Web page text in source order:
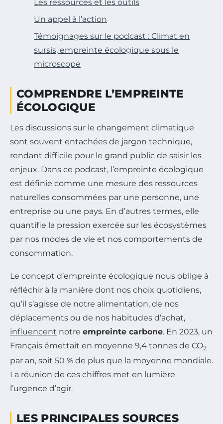
Les ressources et les outils
Un appel à l’action
Témoignages sur le podcast : Climat en
sursis, empreinte écologique sous le
microscope
COMPRENDRE L’EMPREINTE
ÉCOLOGIQUE
Les discussions sur le changement climatique
sont souvent entachées de jargon technique,
rendant difficile pour le grand public de saisir les
enjeux. Dans ce podcast, l’empreinte écologique
est définie comme une mesure des ressources
naturelles consommées par une personne, une
entreprise ou une pays. En d’autres termes, elle
quantifie la pression exercée sur les écosystèmes
par nos modes de vie et nos comportements de
consommation.
Le concept d’empreinte écologique nous oblige à
réfléchir à la manière dont nos choix quotidiens,
qu’il s’agisse de notre alimentation, de nos
déplacements ou de nos habitudes d’achat,
influencent notre empreinte carbone. En 2023, un
Français émettait en moyenne 9,4 tonnes de CO2
par an, soit 50 % de plus que la moyenne mondiale.
La réunion de ces chiffres met en lumière
l’urgence d’agir.
LES PRINCIPALES SOURCES